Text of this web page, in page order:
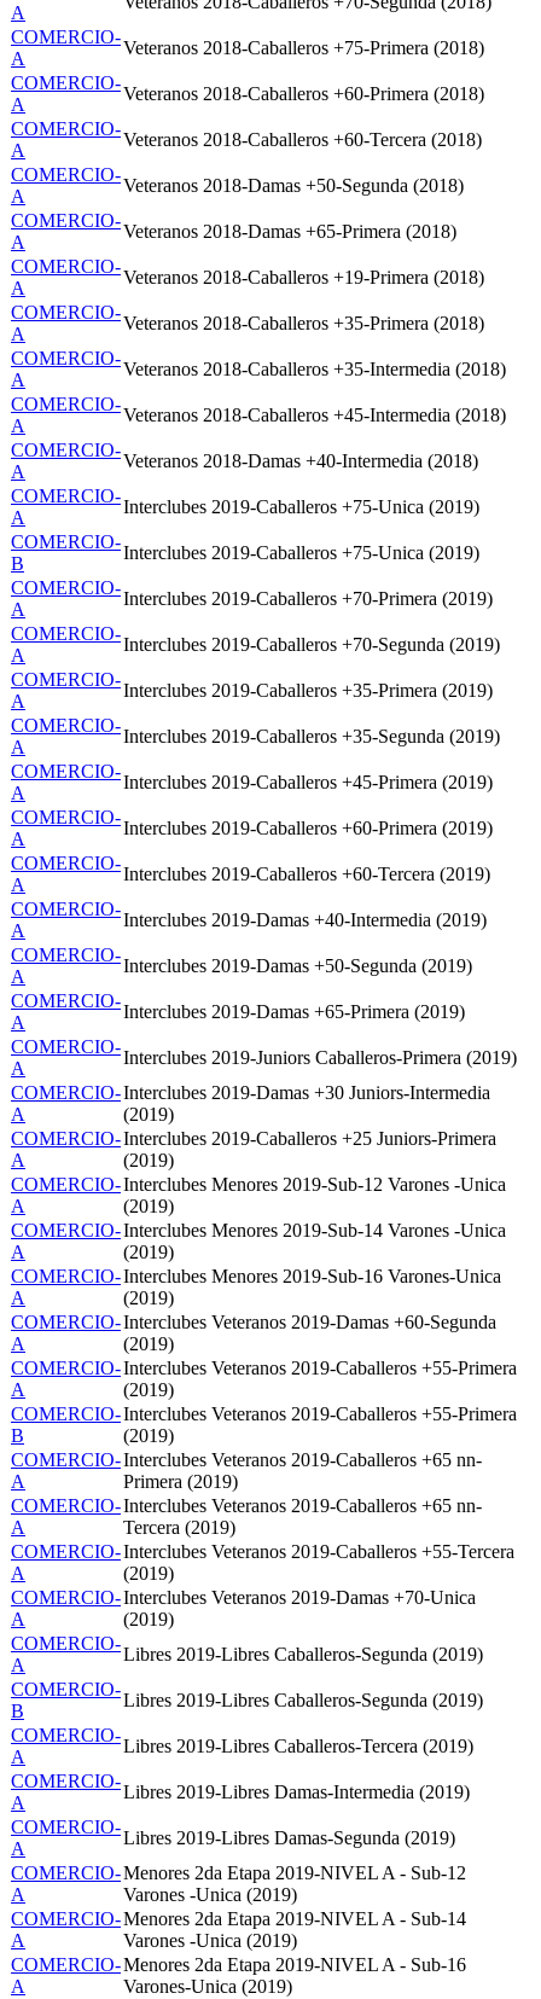
A
COMERCIO-
A
Veteranos 2018-Caballeros +75-Primera (2018)
COMERCIO-
A
Veteranos 2018-Caballeros +60-Primera (2018)
COMERCIO-
A
Veteranos 2018-Caballeros +60-Tercera (2018)
COMERCIO-
A
Veteranos 2018-Damas +50-Segunda (2018)
COMERCIO-
A
Veteranos 2018-Damas +65-Primera (2018)
COMERCIO-
A
Veteranos 2018-Caballeros +19-Primera (2018)
COMERCIO-
A
Veteranos 2018-Caballeros +35-Primera (2018)
COMERCIO-
A
Veteranos 2018-Caballeros +35-Intermedia (2018)
COMERCIO-
A
Veteranos 2018-Caballeros +45-Intermedia (2018)
COMERCIO-
A
Veteranos 2018-Damas +40-Intermedia (2018)
COMERCIO-
A
Interclubes 2019-Caballeros +75-Unica (2019)
COMERCIO-
B
Interclubes 2019-Caballeros +75-Unica (2019)
COMERCIO-
A
Interclubes 2019-Caballeros +70-Primera (2019)
COMERCIO-
A
Interclubes 2019-Caballeros +70-Segunda (2019)
COMERCIO-
A
Interclubes 2019-Caballeros +35-Primera (2019)
COMERCIO-
A
Interclubes 2019-Caballeros +35-Segunda (2019)
COMERCIO-
A
Interclubes 2019-Caballeros +45-Primera (2019)
COMERCIO-
A
Interclubes 2019-Caballeros +60-Primera (2019)
COMERCIO-
A
Interclubes 2019-Caballeros +60-Tercera (2019)
COMERCIO-
A
Interclubes 2019-Damas +40-Intermedia (2019)
COMERCIO-
A
Interclubes 2019-Damas +50-Segunda (2019)
COMERCIO-
A
Interclubes 2019-Damas +65-Primera (2019)
COMERCIO-
A
Interclubes 2019-Juniors Caballeros-Primera (2019)
COMERCIO-
A
Interclubes 2019-Damas +30 Juniors-Intermedia
(2019)
COMERCIO-
A
Interclubes 2019-Caballeros +25 Juniors-Primera
(2019)
COMERCIO-
A
Interclubes Menores 2019-Sub-12 Varones -Unica
(2019)
COMERCIO-
A
Interclubes Menores 2019-Sub-14 Varones -Unica
(2019)
COMERCIO-
A
Interclubes Menores 2019-Sub-16 Varones-Unica
(2019)
COMERCIO-
A
Interclubes Veteranos 2019-Damas +60-Segunda
(2019)
COMERCIO-
A
Interclubes Veteranos 2019-Caballeros +55-Primera
(2019)
COMERCIO-
B
Interclubes Veteranos 2019-Caballeros +55-Primera
(2019)
COMERCIO-
A
Interclubes Veteranos 2019-Caballeros +65 nn-
Primera (2019)
COMERCIO-
A
Interclubes Veteranos 2019-Caballeros +65 nn-
Tercera (2019)
COMERCIO-
A
Interclubes Veteranos 2019-Caballeros +55-Tercera
(2019)
COMERCIO-
A
Interclubes Veteranos 2019-Damas +70-Unica
(2019)
COMERCIO-
A
Libres 2019-Libres Caballeros-Segunda (2019)
COMERCIO-
B
Libres 2019-Libres Caballeros-Segunda (2019)
COMERCIO-
A
Libres 2019-Libres Caballeros-Tercera (2019)
COMERCIO-
A
Libres 2019-Libres Damas-Intermedia (2019)
COMERCIO-
A
Libres 2019-Libres Damas-Segunda (2019)
COMERCIO-
A
Menores 2da Etapa 2019-NIVEL A - Sub-12
Varones -Unica (2019)
COMERCIO-
A
Menores 2da Etapa 2019-NIVEL A - Sub-14
Varones -Unica (2019)
COMERCIO-
A
Menores 2da Etapa 2019-NIVEL A - Sub-16
Varones-Unica (2019)